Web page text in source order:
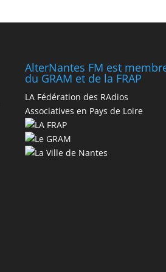
AlterNantes FM est
du GRAM et de la FRAP
LA Fédération des RAdios
Associatives en Pays de Loire